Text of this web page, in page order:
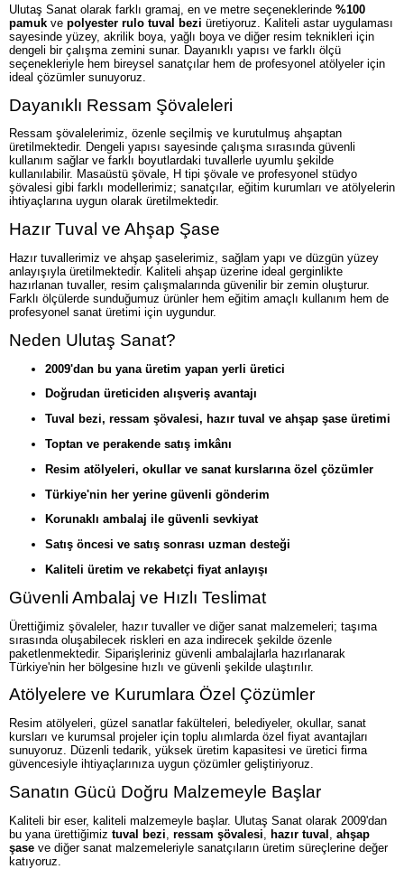
Ulutaş Sanat olarak farklı gramaj, en ve metre seçeneklerinde %100
pamuk ve polyester rulo tuval bezi üretiyoruz. Kaliteli astar uygulaması
sayesinde yüzey, akrilik boya, yağlı boya ve diğer resim teknikleri için
dengeli bir çalışma zemini sunar. Dayanıklı yapısı ve farklı ölçü
seçenekleriyle hem bireysel sanatçılar hem de profesyonel atölyeler için
ideal çözümler sunuyoruz.
Dayanıklı Ressam Şövaleleri
Ressam şövalelerimiz, özenle seçilmiş ve kurutulmuş ahşaptan
üretilmektedir. Dengeli yapısı sayesinde çalışma sırasında güvenli
kullanım sağlar ve farklı boyutlardaki tuvallerle uyumlu şekilde
kullanılabilir. Masaüstü şövale, H tipi şövale ve profesyonel stüdyo
şövalesi gibi farklı modellerimiz; sanatçılar, eğitim kurumları ve atölyelerin
ihtiyaçlarına uygun olarak üretilmektedir.
Hazır Tuval ve Ahşap Şase
Hazır tuvallerimiz ve ahşap şaselerimiz, sağlam yapı ve düzgün yüzey
anlayışıyla üretilmektedir. Kaliteli ahşap üzerine ideal gerginlikte
hazırlanan tuvaller, resim çalışmalarında güvenilir bir zemin oluşturur.
Farklı ölçülerde sunduğumuz ürünler hem eğitim amaçlı kullanım hem de
profesyonel sanat üretimi için uygundur.
Neden Ulutaş Sanat?
2009'dan bu yana üretim yapan yerli üretici
Doğrudan üreticiden alışveriş avantajı
Tuval bezi, ressam şövalesi, hazır tuval ve ahşap şase üretimi
Toptan ve perakende satış imkânı
Resim atölyeleri, okullar ve sanat kurslarına özel çözümler
Türkiye'nin her yerine güvenli gönderim
Korunaklı ambalaj ile güvenli sevkiyat
Satış öncesi ve satış sonrası uzman desteği
Kaliteli üretim ve rekabetçi fiyat anlayışı
Güvenli Ambalaj ve Hızlı Teslimat
Ürettiğimiz şövaleler, hazır tuvaller ve diğer sanat malzemeleri; taşıma
sırasında oluşabilecek riskleri en aza indirecek şekilde özenle
paketlenmektedir. Siparişleriniz güvenli ambalajlarla hazırlanarak
Türkiye'nin her bölgesine hızlı ve güvenli şekilde ulaştırılır.
Atölyelere ve Kurumlara Özel Çözümler
Resim atölyeleri, güzel sanatlar fakülteleri, belediyeler, okullar, sanat
kursları ve kurumsal projeler için toplu alımlarda özel fiyat avantajları
sunuyoruz. Düzenli tedarik, yüksek üretim kapasitesi ve üretici firma
güvencesiyle ihtiyaçlarınıza uygun çözümler geliştiriyoruz.
Sanatın Gücü Doğru Malzemeyle Başlar
Kaliteli bir eser, kaliteli malzemeyle başlar. Ulutaş Sanat olarak 2009'dan
bu yana ürettiğimiz tuval bezi ressam şövalesi hazır tuval ahşap
şase ve diğer sanat malzemeleriyle sanatçıların üretim süreçlerine değer
katıyoruz.